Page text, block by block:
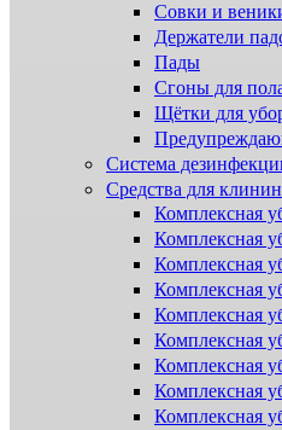
Совки и
Держатели
Пады
Сгоны для
Щётки для
Система
Cредства для
Комплексная
Комплексная
Комплексная
Комплексная
Комплексная
Комплексная
Комплексная
Комплексная
Комплексная